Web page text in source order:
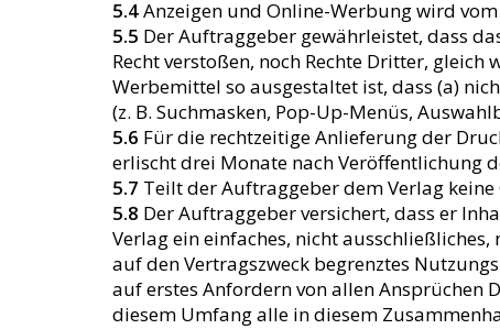
5.4Anzeigen und Online-Werbung wird
5.5 Der Auftraggeber gewährleistet, dass
Recht verstoßen, noch Rechte Dritter,
Werbemittel so ausgestaltet ist, dass (a)
(z. B. Suchmasken, Pop-Up-Menüs,
5.6 Für die rechtzeitige Anlieferung der
erlischt drei Monate nach Veröffentlichung
5.7 Teilt der Auftraggeber dem Verlag
5.8 Der Auftraggeber versichert, dass er
Verlag ein einfaches, nicht
auf den Vertragszweck begrenztes
auf erstes Anfordern von allen Ansprüchen
diesem Umfang alle in diesem